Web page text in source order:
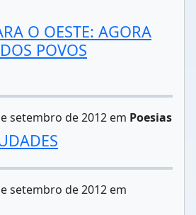
O OESTE: AGORA
POVOS
setembro de 2012 em Poesias
setembro de 2012 em